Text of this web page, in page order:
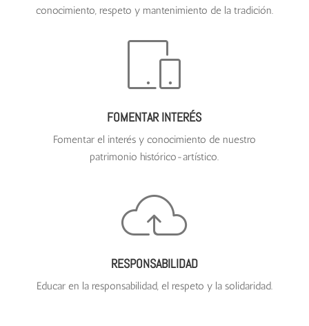
conocimiento, respeto y mantenimiento de la tradición.
FOMENTAR INTERÉS
Fomentar el interés y conocimiento de nuestro
patrimonio histórico-artístico.
RESPONSABILIDAD
Educar en la responsabilidad, el respeto y la solidaridad.